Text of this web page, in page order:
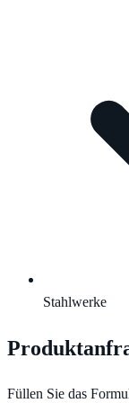
Stahlwerke
Füllen Sie das